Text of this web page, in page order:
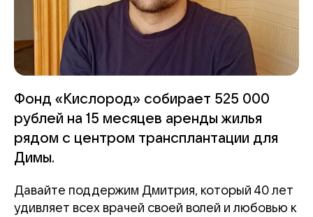
Фонд «Кислород» собирает 525 000
рублей на 15 месяцев аренды жилья
рядом с центром трансплантации для
Димы.
Давайте поддержим Дмитрия, который 40 лет
удивляет всех врачей своей волей и любовью к